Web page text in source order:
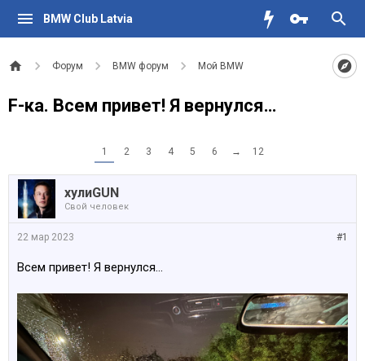
BMW Club Latvia
Форум BMW форум Мой BMW
F-ка. Всем привет! Я вернулся…
1 2 3 4 5 6 → 12
хулиGUN
Свой человек
#1
22 мар 2023
Всем привет! Я вернулся…